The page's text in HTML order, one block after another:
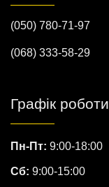
(050) 780-71-97
(068) 333-58-29
Графік роботи
Пн-Пт: 9:00-18:00
Сб: 9:00-15:00